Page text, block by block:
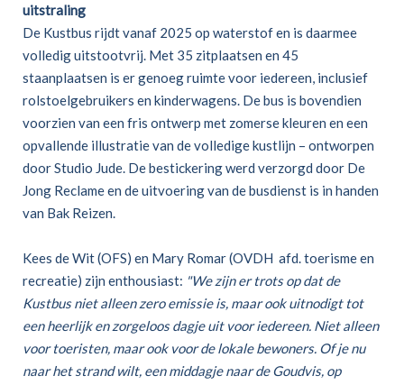
uitstraling
De Kustbus rijdt vanaf 2025 op waterstof en is daarmee
volledig uitstootvrij. Met 35 zitplaatsen en 45
staanplaatsen is er genoeg ruimte voor iedereen, inclusief
rolstoelgebruikers en kinderwagens. De bus is bovendien
voorzien van een fris ontwerp met zomerse kleuren en een
opvallende illustratie van de volledige kustlijn – ontworpen
door Studio Jude. De bestickering werd verzorgd door De
Jong Reclame en de uitvoering van de busdienst is in handen
van Bak Reizen.
Kees de Wit (OFS) en Mary Romar (OVDH afd. toerisme en
recreatie) zijn enthousiast: "We zijn er trots op dat de
Kustbus niet alleen zero emissie is, maar ook uitnodigt tot
een heerlijk en zorgeloos dagje uit voor iedereen. Niet alleen
voor toeristen, maar ook voor de lokale bewoners. Of je nu
naar het strand wilt, een middagje naar de Goudvis, op